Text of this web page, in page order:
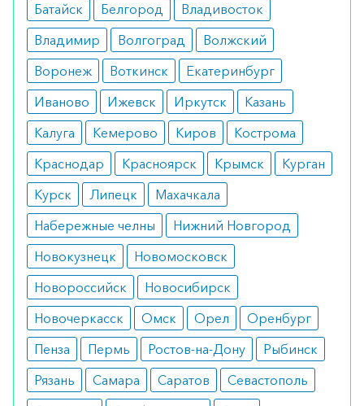
Побочные эффекты
Побочные эффекты не отмечались. Однако при
неправильном применении вероятно появление
диареи, тошноты и снижения аппетита.
Режим дозирования
Принимается внутрь. Рекомендованная доза – 5
мг дважды в сутки. Таблетки нельзя
разжевывать.
Особые указания
Пьют таблетки вне зависимости от приема пищи.
С особой осторожностью употребляют при
беременности.
Медики о препарате
Батайск
Белгород
Владивосток
Владимир
Волгоград
Волжский
Воронеж
Воткинск
Екатеринбург
Иваново
Ижевск Иркутск
Казань
Калуга
Кемерово Киров
Кострома
Краснодар
Красноярск Крымск
Курган
Курск
Липецк
Махачкала
Набережные челны
Нижний Новгород
Новокузнецк
Новомосковск
Новороссийск
Новосибирск
Новочеркасск
Омск Орел
Оренбург
Пенза
Пермь Ростов-на-Дону
Рыбинск
Рязань
Самара Саратов
Севастополь